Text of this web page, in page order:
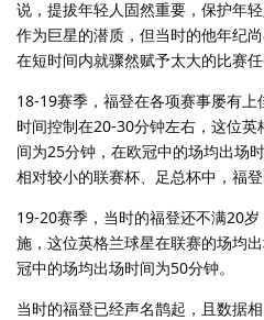
说，提拔年轻人固然重要，保护年
作为巨星的潜质，但当时的他年纪
在短时间内就骤然赋予太大的比赛任
18-19赛季，福登在各项赛事屡有
时间控制在20-30分钟左右，这位
间为25分钟，在欧冠中的场均出场
相对较小的联赛杯、足总杯中，福
19-20赛季，当时的福登还不满20
施，这位英格兰球星在联赛的场均
冠中的场均出场时间为50分钟。
当时的福登已经声名鹊起，且数据